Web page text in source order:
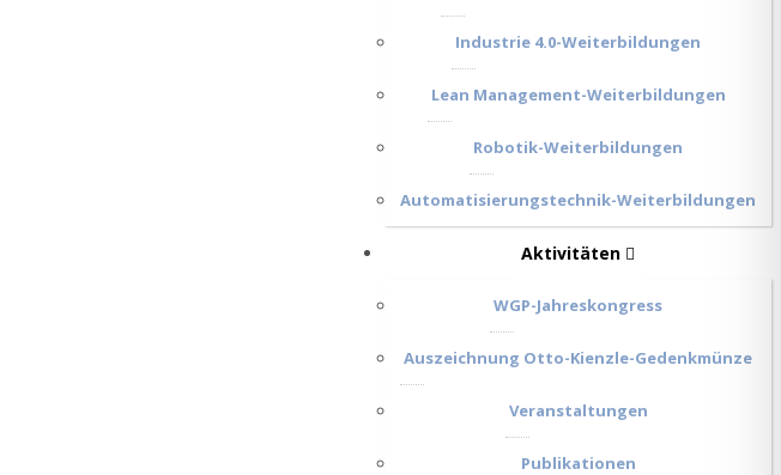
Industrie 4.0-Weiterbildungen
Lean Management-Weiterbildungen
Robotik-Weiterbildungen
Automatisierungstechnik-Weiterbildungen
Aktivitäten
WGP-Jahreskongress
Auszeichnung Otto-Kienzle-Gedenkmünze
Veranstaltungen
Publikationen